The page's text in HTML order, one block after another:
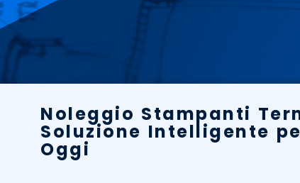
Noleggio Stampanti
Soluzione Intelligente
Oggi